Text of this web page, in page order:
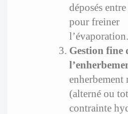
déposés
pour freiner
l’évaporation.
Gestion fine
enherbement
(alterné ou
contrainte